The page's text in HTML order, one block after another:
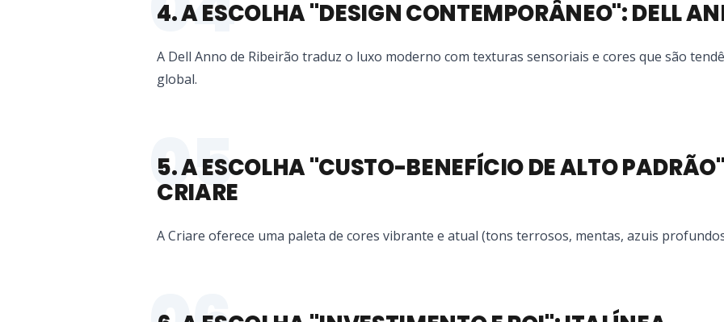
4. A ESCOLHA "DESIGN CONTEMPORÂNEO": DELL
A Dell Anno de Ribeirão traduz o luxo moderno com texturas sensoriais e cores que são
global.
05
5. A ESCOLHA "CUSTO-BENEFÍCIO DE ALTO
CRIARE
A Criare oferece uma paleta de cores vibrante e atual (tons terrosos, mentas, azuis